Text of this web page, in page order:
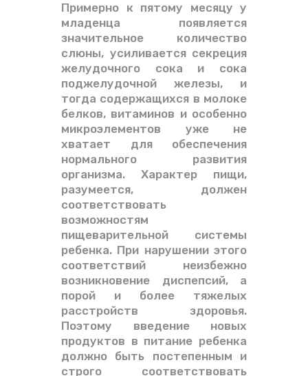
Примерно к пятому месяцу у
младенца появляется
значительное количество
слюны, усиливается секреция
желудочного сока и сока
поджелудочной железы, и
тогда содержащихся в молоке
белков, витаминов и особенно
микроэлементов уже не
хватает для обеспечения
нормального развития
организма. Характер пищи,
разумеется, должен
соответствовать
возможностям
пищеварительной системы
ребенка. При нарушении этого
соответствий неизбежно
возникновение диспепсий, а
порой и более тяжелых
расстройств здоровья.
Поэтому введение новых
продуктов в питание ребенка
должно быть постепенным и
строго соответствовать